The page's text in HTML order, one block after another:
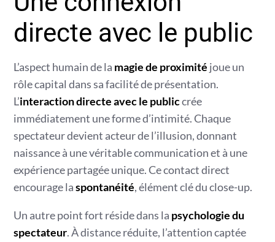
directe avec le public
L’aspect humain de la magie de proximité joue un
rôle capital dans sa facilité de présentation.
L’interaction directe avec le publiccrée
immédiatement une forme d’intimité. Chaque
spectateur devient acteur de l’illusion, donnant
naissance à une véritable communication et à une
expérience partagée unique. Ce contact direct
encourage laspontanéité, élément clé du close-up.
Un autre point fort réside dans la psychologie du
spectateur. À distance réduite, l’attention captée